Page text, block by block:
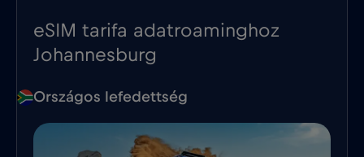
eSIM tarifa adatroaminghoz
Johannesburg
Országos lefedettség